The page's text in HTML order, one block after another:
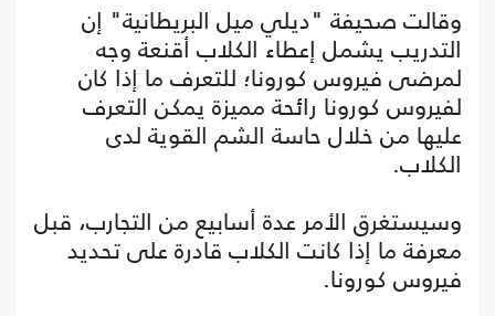
وقالت صحيفة "ديلي ميل البريطانية" إن
التدريب يشمل إعطاء الكلاب أقنعة وجه
لمرضى فيروس كورونا؛ للتعرف ما إذا كان
لفيروس كورونا رائحة مميزة يمكن التعرف
عليها من خلال حاسة الشم القوية لدى
الكلاب.
وسيستغرق الأمر عدة أسابيع من التجارب، قبل
معرفة ما إذا كانت الكلاب قادرة على تحديد
فيروس كورونا.